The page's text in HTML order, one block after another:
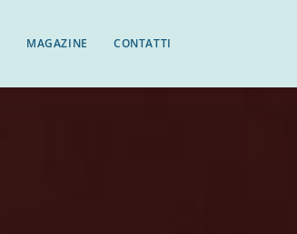
MAGAZINE CONTATTI